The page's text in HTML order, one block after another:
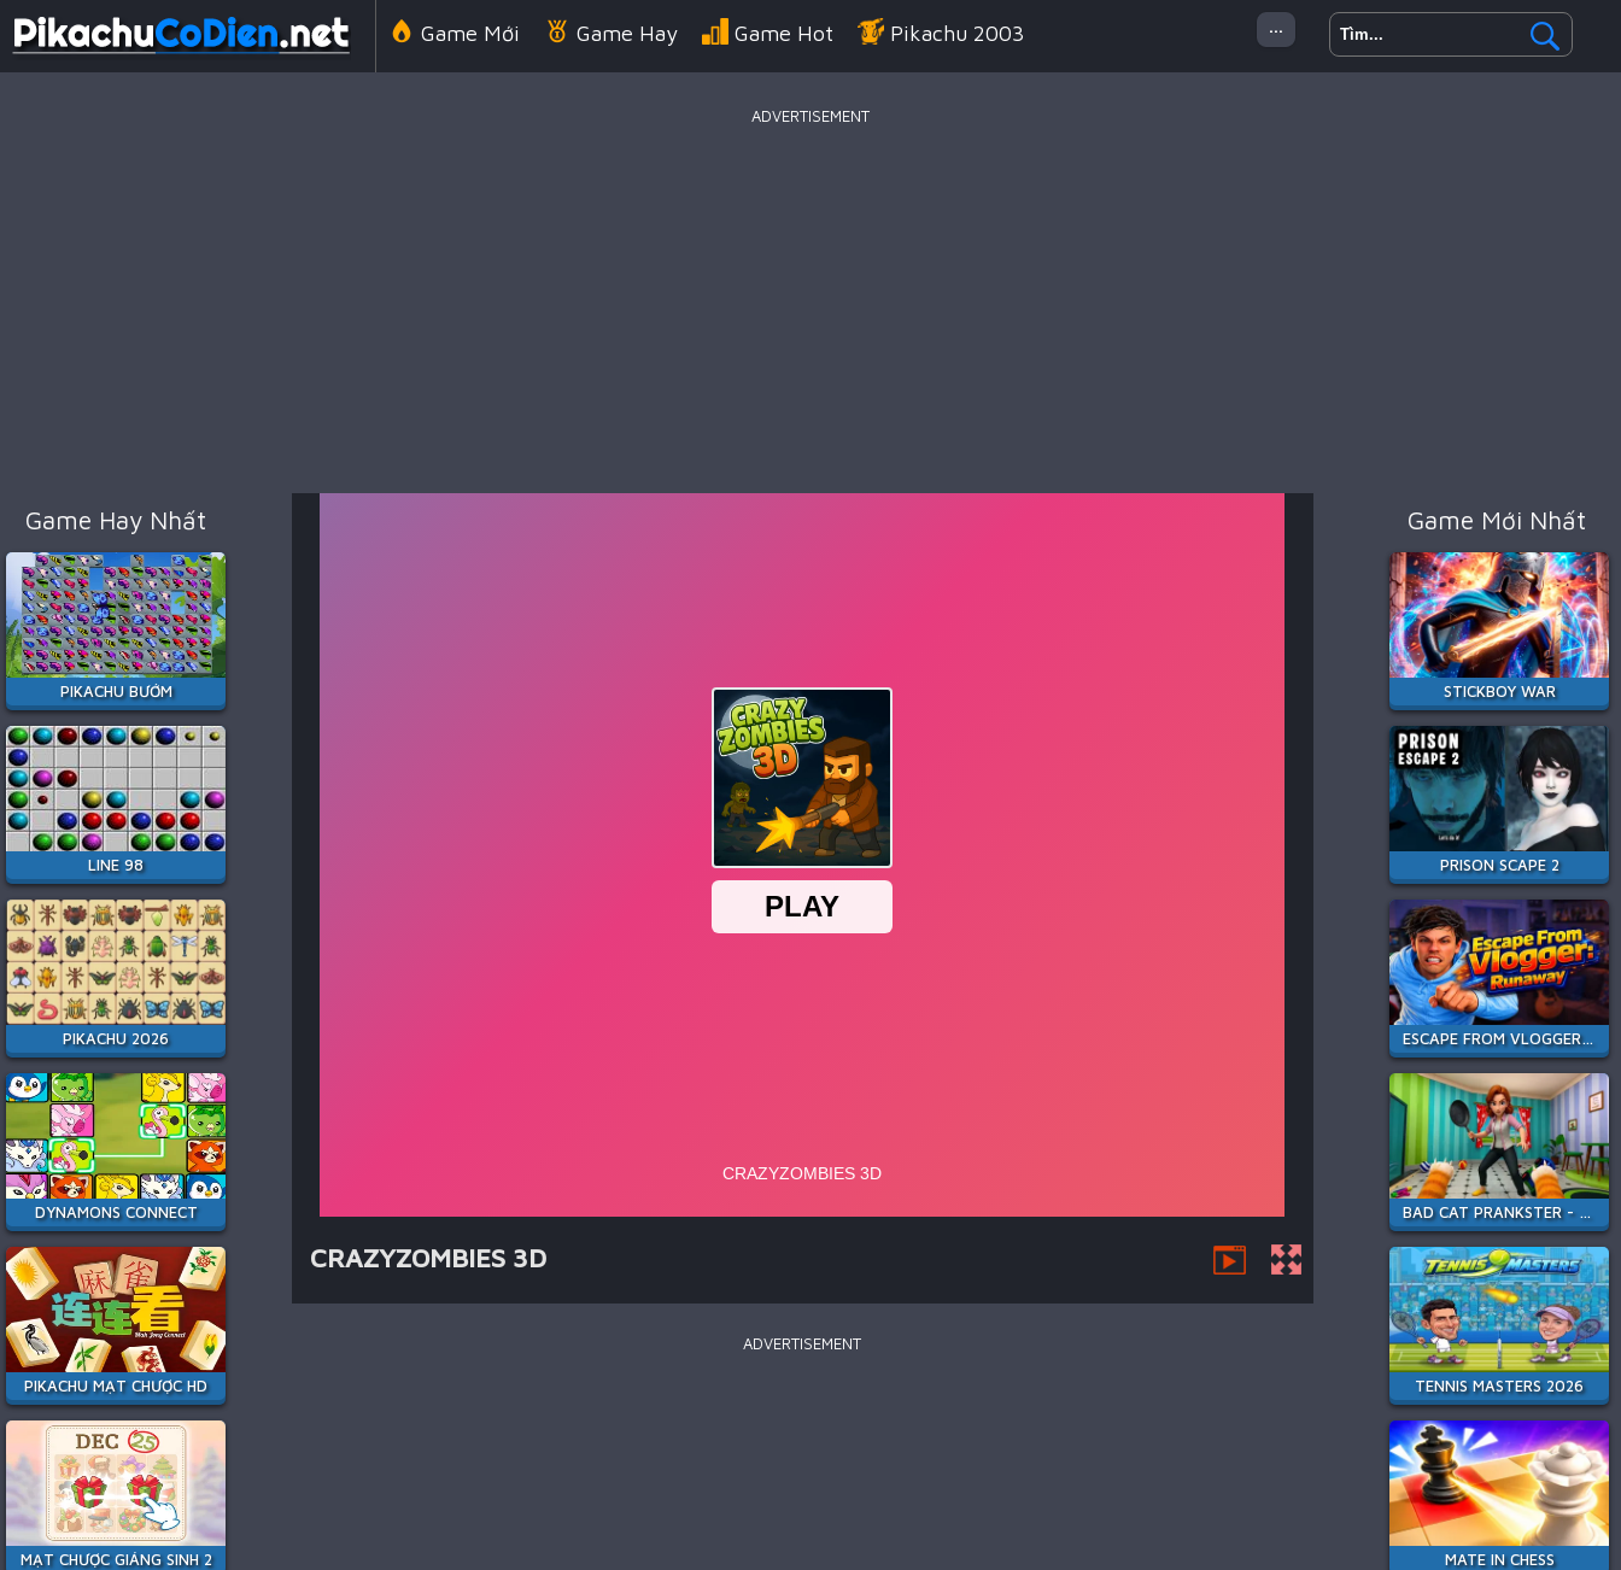
...
Game Mới Game Hay Game Hot Pikachu 2003
ADVERTISEMENT
Game Hay Nhất
PIKACHU BƯỚM
LINE 98
PIKACHU 2026
DYNAMONS CONNECT
PIKACHU MẠT CHƯỢC HD
MẠT CHƯỢC GIÁNG SINH 2
CRAZYZOMBIES 3D
ADVERTISEMENT
Game Mới Nhất
STICKBOY WAR
PRISON SCAPE 2
ESCAPE FROM VLOGGER: RUNAWAY
BAD CAT PRANKSTER - MOM IS RETURN
TENNIS MASTERS 2026
MATE IN CHESS